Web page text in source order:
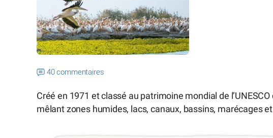
40 commentaires
Créé en 1971 et classé au patrimoine mondial de
mêlant zones humides, lacs, canaux, bassins, marécages